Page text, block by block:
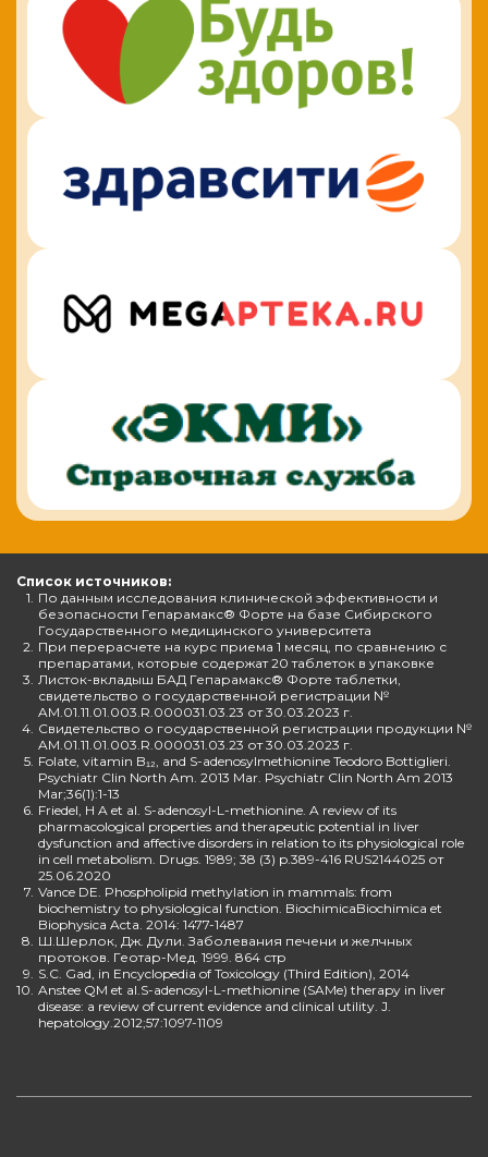
Список источников:
1. По данным исследования клинической эффективности и
безопасности Гепарамакс® Форте на базе Сибирского
Государственного медицинского университета
2. При перерасчете на курс приема 1 месяц, по сравнению с
препаратами, которые содержат 20 таблеток в упаковке
3. Листок-вкладыш БАД Гепарамакс® Форте таблетки,
свидетельство о государственной регистрации №
AM.01.11.01.003.R.000031.03.23 от 30.03.2023 г.
4. Свидетельство о государственной регистрации продукции №
AM.01.11.01.003.R.000031.03.23 от 30.03.2023 г.
5. Folate, vitamin B₁₂, and S-adenosylmethionine Teodoro Bottiglieri.
Psychiatr Clin North Am. 2013 Mar. Psychiatr Clin North Am 2013
Mar;36(1):1-13
6. Friedel, H A et al. S-adenosyl-L-methionine. A review of its
pharmacological properties and therapeutic potential in liver
dysfunction and affective disorders in relation to its physiological role
in cell metabolism. Drugs. 1989; 38 (3) p.389-416 RUS2144025 от
25.06.2020
7. Vance DE. Phospholipid methylation in mammals: from
biochemistry to physiological function. BiochimicaBiochimica et
Biophysica Acta. 2014: 1477-1487
8. Ш.Шерлок, Дж. Дули. Заболевания печени и желчных
протоков. Геотар-Мед. 1999. 864 стр
9. S.C. Gad, in Encyclopedia of Toxicology (Third Edition), 2014
10. Anstee QM et al.S-adenosyl-L-methionine (SAMe) therapy in liver
disease: a review of current evidence and clinical utility. J.
hepatology.2012;57:1097-1109